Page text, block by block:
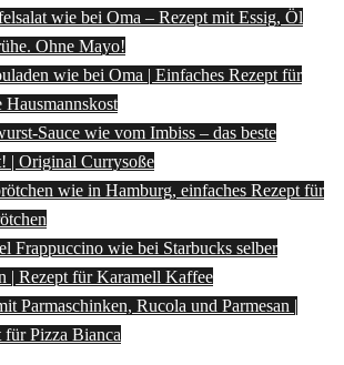
wie bei Oma – Rezept mit Essig, Öl
Ohne Mayo!
wie bei Oma | Einfaches Rezept für
Hausmannskost
Sauce wie vom Imbiss – das beste
| Original Currysoße
wie in Hamburg, einfaches Rezept für
Frappuccino wie bei Starbucks selber
| Rezept für Karamell Kaffee
Parmaschinken, Rucola und Parmesan |
für Pizza Bianca